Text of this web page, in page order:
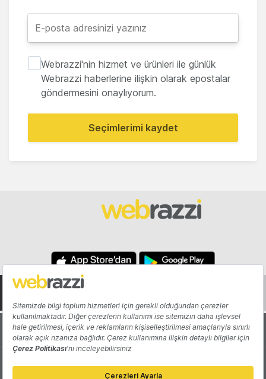
Webrazzi'nin hizmet ve ürünleri ile günlük
Webrazzi haberlerine ilişkin olarak epostalar
göndermesini onaylıyorum.
Seçimlerimi kaydet
Hakkında Yazarlar
Katkıda Bulun Reklam